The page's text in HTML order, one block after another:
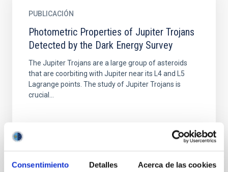
Consentimiento Detalles Acerca de las cookies
PUBLICACIÓN
Photometric Properties of Jupiter Trojans
Detected by the Dark Energy Survey
The Jupiter Trojans are a large group of asteroids
that are coorbiting with Jupiter near its L4 and L5
Lagrange points. The study of Jupiter Trojans is
crucial...